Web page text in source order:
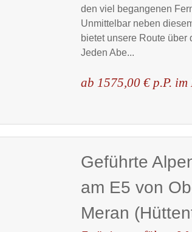
den viel begangenen
Unmittelbar neben
bietet unsere Route über
Jeden Abe...
ab 1575,00 € p.P. im
Geführte
am E5 von
Meran